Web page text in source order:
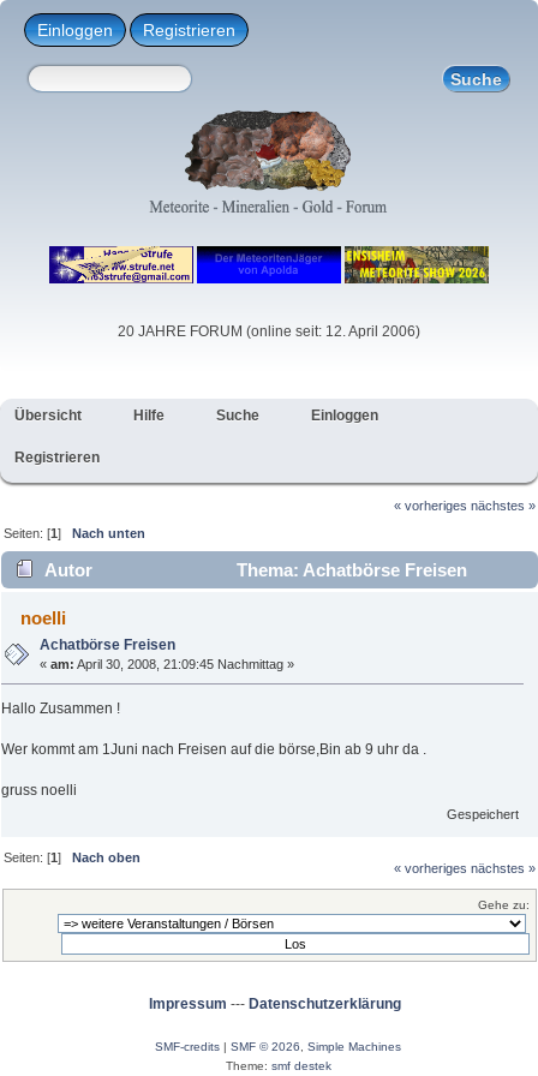
Einloggen Registrieren
20 JAHRE FORUM (online seit: 12. April 2006)
Übersicht Hilfe Suche Einloggen
Registrieren
« vorheriges nächstes »
Seiten: [1]Nach unten
Autor
Thema: Achatbörse Freisen
(Gelesen 2754 mal)
noelli
Achatbörse Freisen
«am: April 30, 2008, 21:09:45 Nachmittag »
Hallo Zusammen !
Wer kommt am 1Juni nach Freisen auf die börse,Bin ab 9 uhr da .
gruss noelli
Gespeichert
Seiten: [1] Nach oben
« vorheriges nächstes »
Gehe zu:
Impressum --- Datenschutzerklärung
SMF-credits | SMF © 2026
Simple Machines
Theme: smf destek